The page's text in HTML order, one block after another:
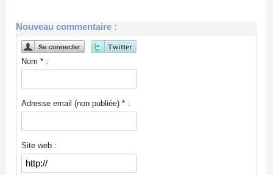
Nouveau commentaire :
Nom * :
Adresse email (non publiée) * :
Site web :